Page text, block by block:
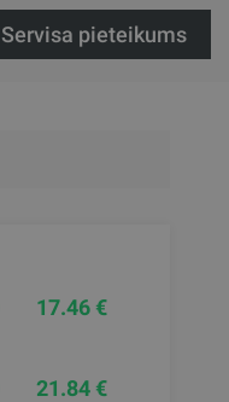
Servisa pieteikums
17.46 €
21.84 €